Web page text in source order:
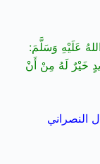
عَلَيْهِ وَسَلَّمَ:
خَيْرٌ لَهُ مِنْ أَنْ
النصراني